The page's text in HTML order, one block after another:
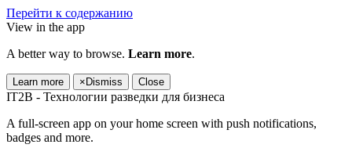
Перейти к содержанию
View in the app
A better way to browse. Learn more.
Learn more × Dismiss Close
IT2B - Технологии разведки для бизнеса
A full-screen app on your home screen with push notifications,
badges and more.